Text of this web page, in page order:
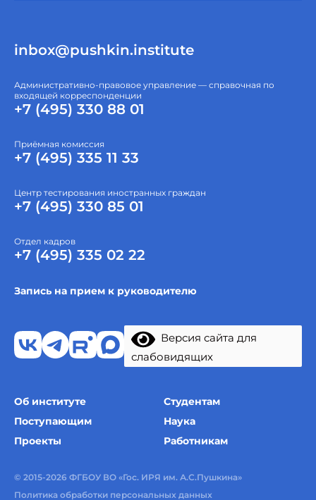
inbox@pushkin.institute
Административно-правовое управление — справочная по
входящей корреспонденции
+7 (495) 330 88 01
Приёмная комиссия
+7 (495) 335 11 33
Центр тестирования иностранных граждан
+7 (495) 330 85 01
Отдел кадров
+7 (495) 335 02 22
Запись на прием к руководителю
Версия сайта для
слабовидящих
Об институте
Студентам
Поступающим
Наука
Проекты
Работникам
© 2015-2026 ФГБОУ ВО «Гос. ИРЯ им. А.С.Пушкина»
Политика обработки персональных данных